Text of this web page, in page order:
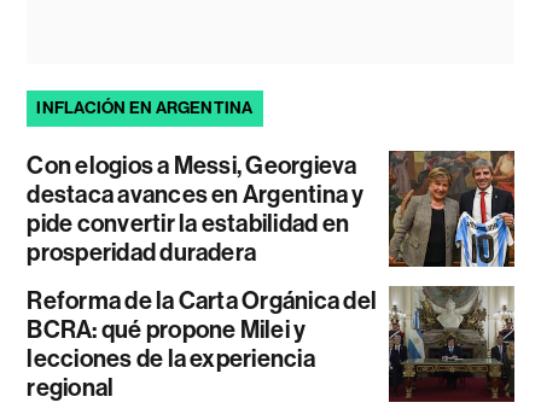
INFLACIÓN EN ARGENTINA
Con elogios a Messi, Georgieva
destaca avances en Argentina y
pide convertir la estabilidad en
prosperidad duradera
Reforma de la Carta Orgánica del
BCRA: qué propone Milei y
lecciones de la experiencia
regional